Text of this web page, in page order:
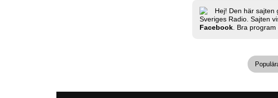
Hej! Den här sajten
Sveriges Radio. Sajten
Facebook . Bra